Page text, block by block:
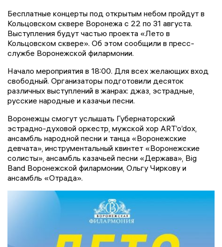
Бесплатные концерты под открытым небом пройдут в
Кольцовском сквере Воронежа с 22 по 31 августа.
Выступления будут частью проекта «Лето в
Кольцовском сквере». Об этом сообщили в пресс-
службе Воронежской филармонии.
Начало мероприятия в 18:00. Для всех желающих вход
свободный. Организаторы подготовили десяток
различных выступлений в жанрах: джаз, эстрадные,
русские народные и казачьи песни.
Воронежцы смогут услышать Губернаторский
эстрадно-духовой оркестр, мужской хор ART’o’dox,
ансамбль народной песни и танца «Воронежские
девчата», инструментальный квинтет «Воронежские
солисты», ансамбль казачьей песни «Держава», Big
Band Воронежской филармонии, Ольгу Чиркову и
ансамбль «Отрада».